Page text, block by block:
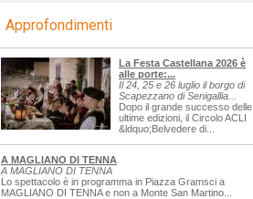
Approfondimenti
La Festa Castellana 2026 è
alle porte:...
Il 24, 25 e 26 luglio il borgo di
Scapezzano di Senigallia...
Dopo il grande successo delle
ultime edizioni, il Circolo ACLI
&ldquo;Belvedere di...
A MAGLIANO DI TENNA
A MAGLIANO DI TENNA
Lo spettacolo è in programma in Piazza Gramsci a
MAGLIANO DI TENNA e non a Monte San Martino...